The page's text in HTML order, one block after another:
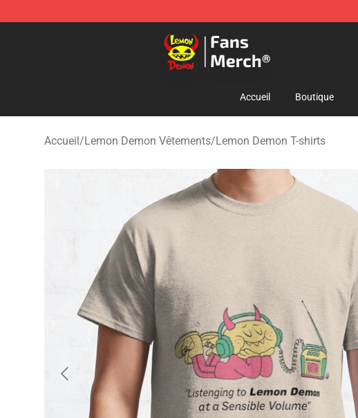
Lemon Demon Store - Official Lemon Demon Merchandise Shop
Accueil Boutique
Accueil/Lemon Demon Vêtements/Lemon Demon T-shirts